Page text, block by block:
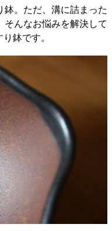
鉢。ただ、溝に詰まった
そんなお悩みを解決して
鉢です。